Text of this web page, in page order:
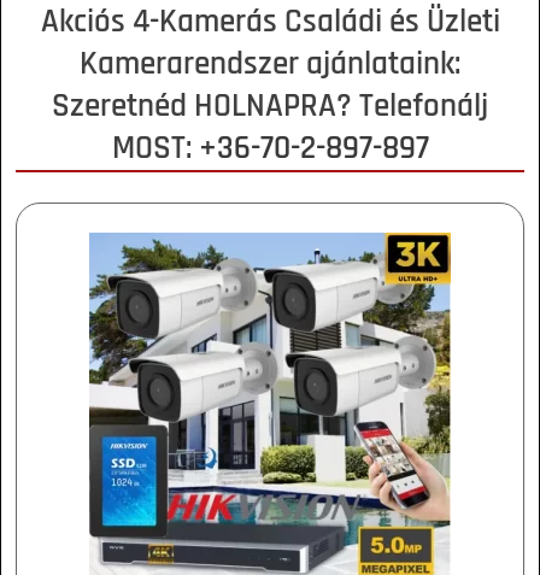
Akciós 4-Kamerás Családi és Üzleti
Kamerarendszer ajánlataink:
Szeretnéd HOLNAPRA? Telefonálj
MOST: +36-70-2-897-897